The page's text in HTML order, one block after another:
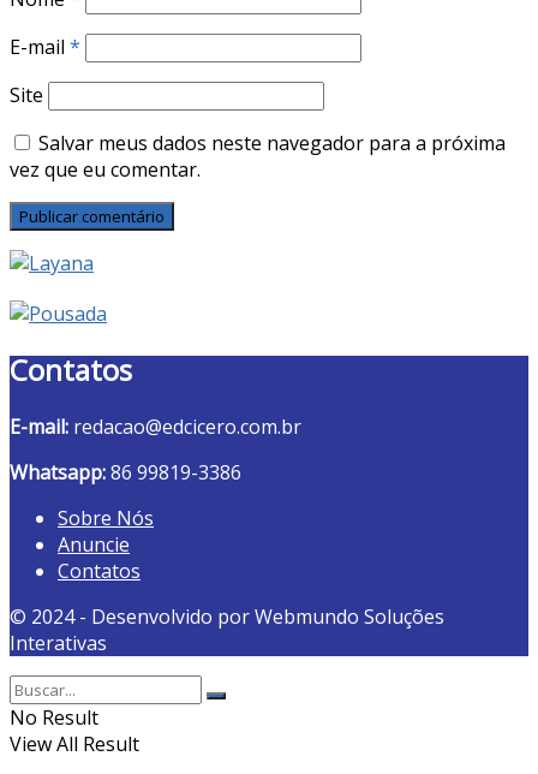
E-mail *
Site
Salvar meus dados neste navegador para a próxima
vez que eu comentar.
Contatos
E-mail: redacao@edcicero.com.br
Whatsapp:86 99819-3386
Sobre Nós
Anuncie
Contatos
© 2024 - Desenvolvido por Webmundo Soluções
Interativas
No Result
View All Result